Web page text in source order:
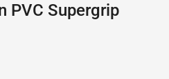
PVC Supergrip